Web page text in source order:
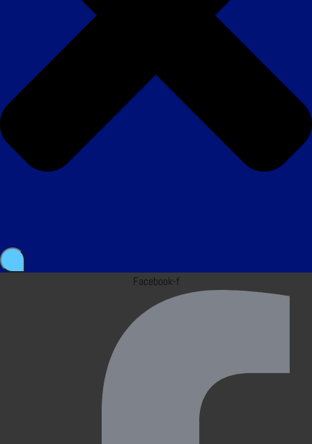
Facebook-f